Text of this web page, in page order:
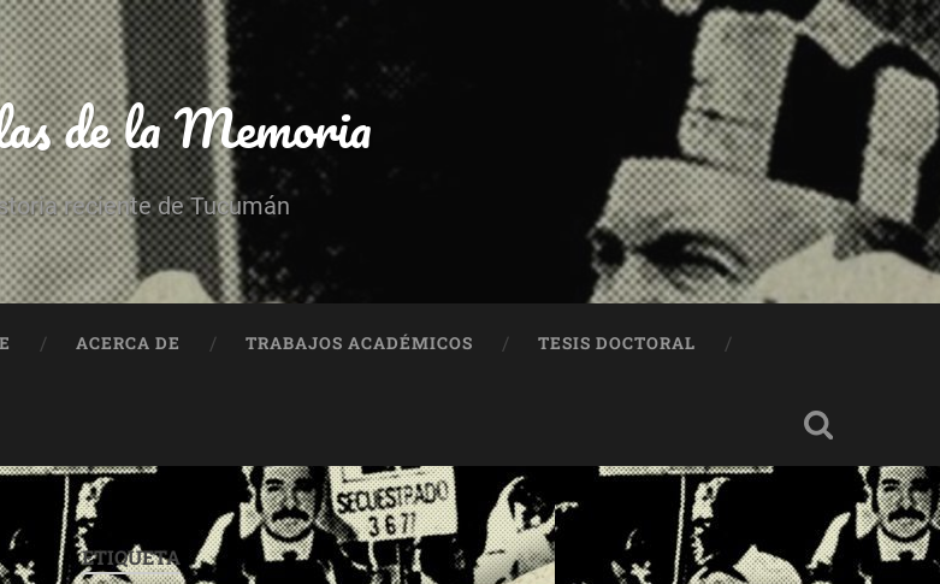
de la Memoria
reciente de Tucumán
ACERCA DE TRABAJOS ACADÉMICOS TESIS DOCTORAL
ETIQUETA